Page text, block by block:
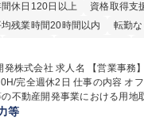
間休日120日以上
資格取得支
均残業時間20時間以内 転勤な
休み 寮・社宅あり
事務】業務職/三井物産グ
の内容 オフィスビル、賃貸マ
不動産開発事業における用地
用提案等を行う営業部門にお
等